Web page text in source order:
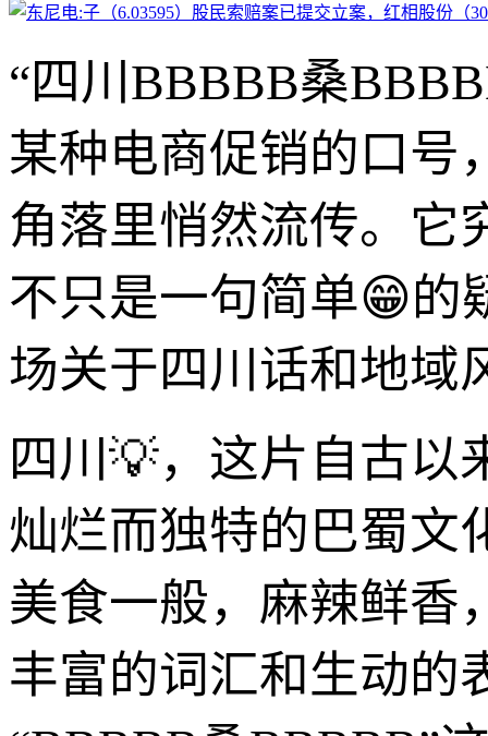
“四川BBBBB桑
某种电商促销的口号
角落里悄然流传。它
不只是一句简单😁的
场关于四川话和地域
四川💡，这片自古以
灿烂而独特的巴蜀文
美食一般，麻辣鲜香
丰富的词汇和生动的